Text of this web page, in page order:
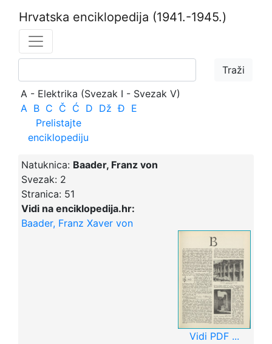
Hrvatska enciklopedija (1941.-1945.)
A - Elektrika (Svezak I - Svezak V)
A B C Č Ć D Dž Đ E
Prelistajte
enciklopediju
Natuknica: Baader, Franz von
Svezak: 2
Stranica: 51
Vidi na enciklopedija.hr:
Baader, Franz Xaver von
Vidi PDF ...